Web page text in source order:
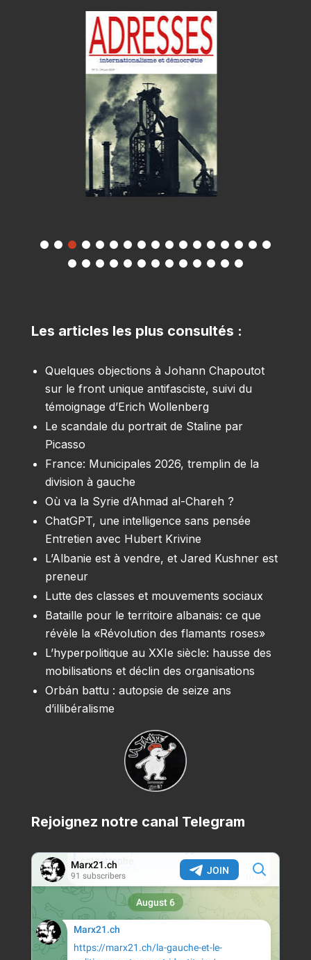
Les articles les plus consultés :
Quelques objections à Johann Chapoutot
sur le front unique antifasciste, suivi du
témoignage d’Erich Wollenberg
Le scandale du portrait de Staline par
Picasso
France: Municipales 2026, tremplin de la
division à gauche
Où va la Syrie d’Ahmad al-Chareh ?
ChatGPT, une intelligence sans pensée
Entretien avec Hubert Krivine
L’Albanie est à vendre, et Jared Kushner est
preneur
Lutte des classes et mouvements sociaux
Bataille pour le territoire albanais: ce que
révèle la «Révolution des flamants roses»
L’hyperpolitique au XXIe siècle: hausse des
mobilisations et déclin des organisations
Orbán battu : autopsie de seize ans
d’illibéralisme
Rejoignez notre canal Telegram